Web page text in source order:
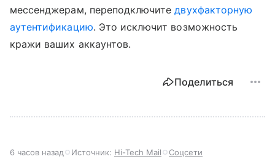
мессенджерам, переподключитедвухфакторную
аутентификацию. Это исключит возможность
кражи ваших аккаунтов.
Поделиться
6 часов назад Источник: Hi-Tech Mail Соцсети